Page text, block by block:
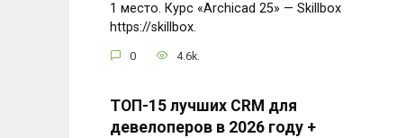
1 место. Курс «Archicad 25» — Skillbox
https://skillbox.
0 4.6k.
ТОП-15 лучших CRM для
девелоперов в 2026 году +